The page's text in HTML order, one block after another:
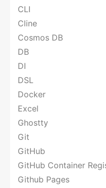
CLI
Cline
Cosmos DB
DB
DI
DSL
Docker
Excel
Ghostty
Git
GitHub
GitHub Container
Github Pages